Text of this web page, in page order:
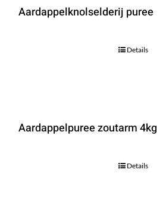
Aardappelknolselderij puree
Details
Aardappelpuree zoutarm 4kg
Details